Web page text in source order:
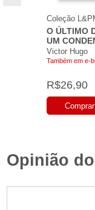
Coleção
O ÚLTIMO
UM
Victor Hugo
Também em e-
R$26,90
Comprar
Opinião